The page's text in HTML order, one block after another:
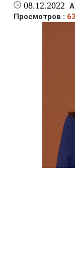
08.12.2022
Просмотров :